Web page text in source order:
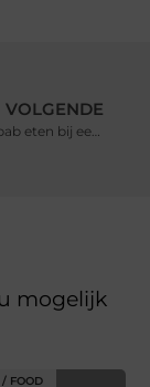
VOLGENDE
Authentiek kebab eten bij een turks restaurant.
mogelijk
/ FOOD